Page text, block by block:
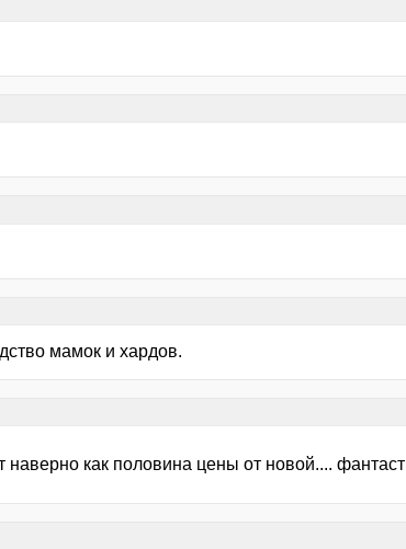
мамок и хардов.
наверно как половина цены от новой.... фантаст